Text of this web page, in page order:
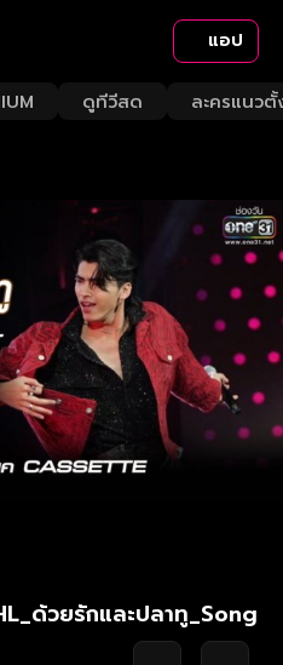
แอป
ดูทีวีสด ละครแนวตั้
ด้วยรักและปลาทู_Song